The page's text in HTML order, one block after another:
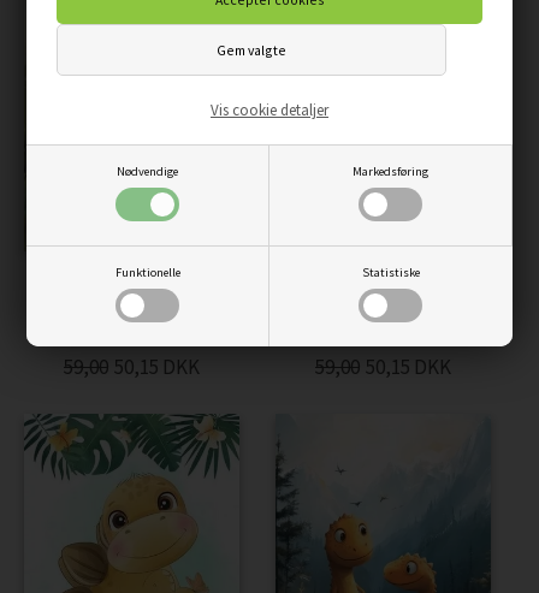
Nødvendige Markedsføring
Funktionelle Statistiske
Vis cookie detaljer
GLAD DINOSAUR I
NATUREN - PLAKAT
59,00 50,15 DKK
NUTTET BRUN DINO -
BØRNEPLAKAT
59,00 50,15 DKK